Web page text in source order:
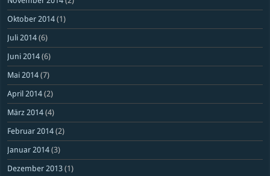
Oktober 2014 (1)
Juli 2014 (6)
Juni 2014 (6)
Mai 2014 (7)
April 2014 (2)
März 2014 (4)
Februar 2014 (2)
Januar 2014 (3)
Dezember 2013 (1)